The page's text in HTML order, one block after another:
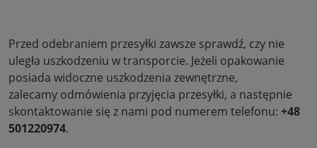
Przed odebraniem przesyłki zawsze sprawdź, czy nie
uległa uszkodzeniu w transporcie. Jeżeli opakowanie
posiada widoczne uszkodzenia zewnętrzne,
zalecamy odmówienia przyjęcia przesyłki, a następnie
skontaktowanie się z nami pod numerem telefonu: +48
501220974.